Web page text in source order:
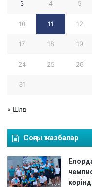
3 4 5
10 11 12
17 18 19
24 25 26
31
« Шлд
Соңғы жазбалар
көрінді